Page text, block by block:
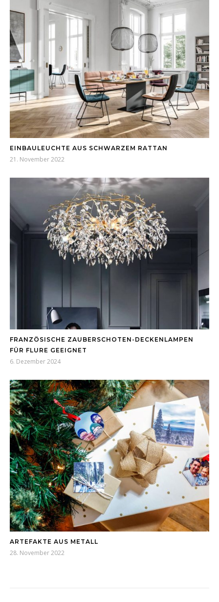
EINBAULEUCHTE AUS SCHWARZEM RATTAN
21. November 2022
FRANZÖSISCHE ZAUBERSCHOTEN-DECKENLAMPEN
FÜR FLURE GEEIGNET
6. Dezember 2024
ARTEFAKTE AUS METALL
28. November 2022